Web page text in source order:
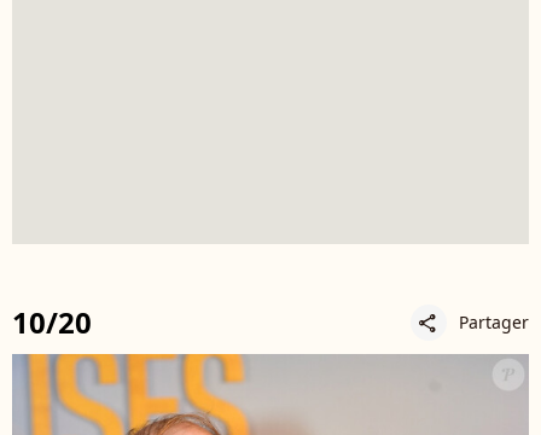
10/20 share Partager